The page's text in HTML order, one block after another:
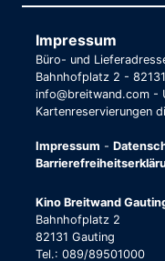
Impressum
Büro- und
Bahnhofplatz 2 -
info@breitwand.com -
Kartenreservierungen
Impressum -
Kino Breitwand
Bahnhofplatz 2
82131 Gauting
Tel.: 089/89501000